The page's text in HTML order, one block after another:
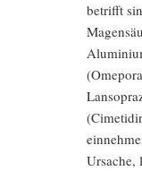
betrifft
Ursache,